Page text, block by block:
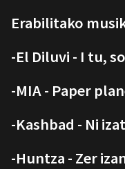
Erabilitako
-El Diluvi - I tu,
-MIA - Paper
-Kashbad - Ni
-Huntza - Zer